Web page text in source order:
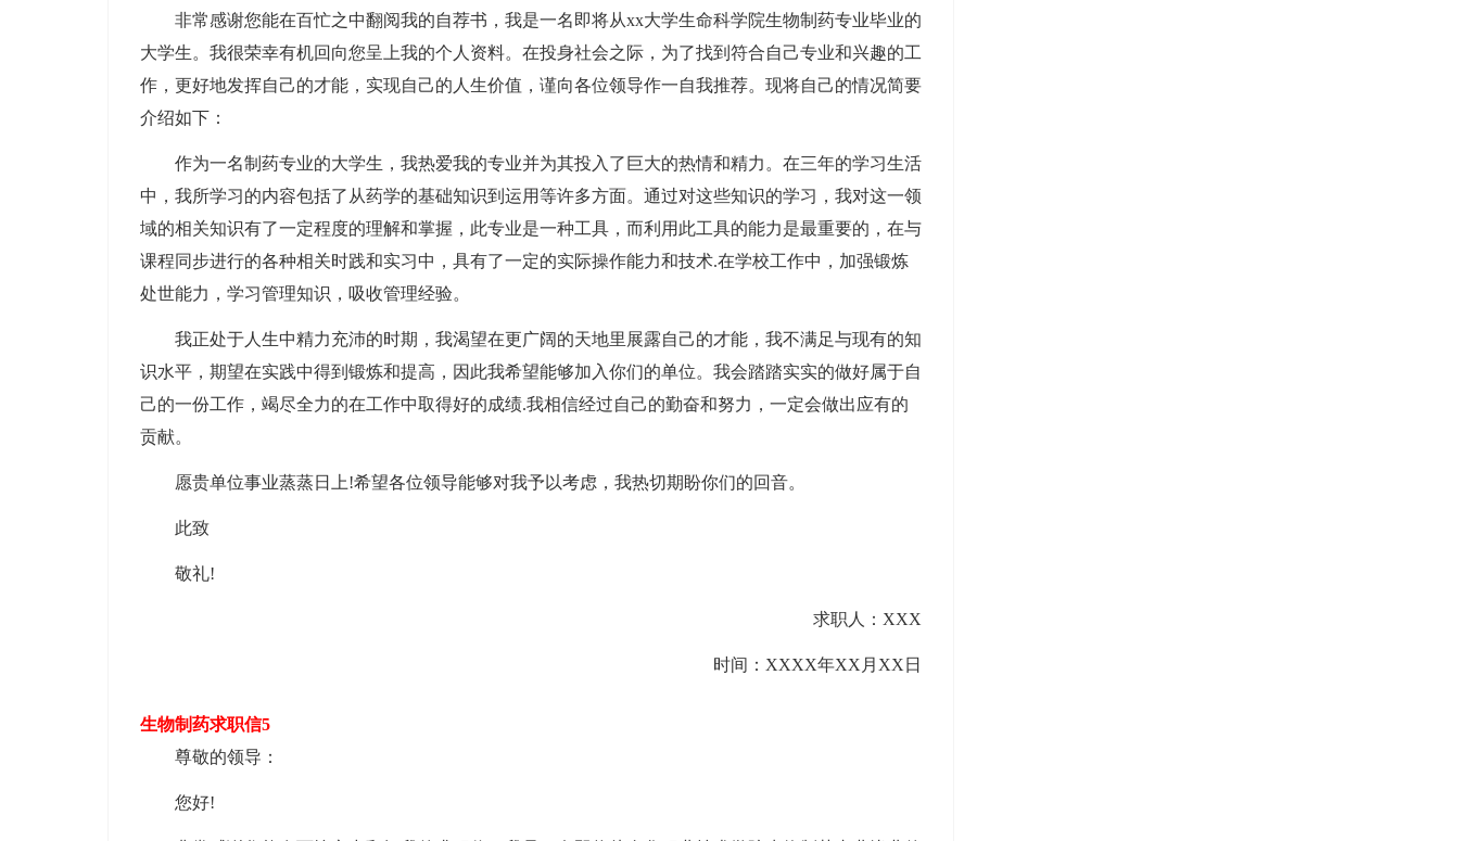
非常感谢您能在百忙之中翻阅我的自荐书，我是一名即将从xx大学生命科学院生物制药专业毕业的
大学生。我很荣幸有机回向您呈上我的个人资料。在投身社会之际，为了找到符合自己专业和兴趣的工
作，更好地发挥自己的才能，实现自己的人生价值，谨向各位领导作一自我推荐。现将自己的情况简要
介绍如下：
作为一名制药专业的大学生，我热爱我的专业并为其投入了巨大的热情和精力。在三年的学习生活
中，我所学习的内容包括了从药学的基础知识到运用等许多方面。通过对这些知识的学习，我对这一领
域的相关知识有了一定程度的理解和掌握，此专业是一种工具，而利用此工具的能力是最重要的，在与
课程同步进行的各种相关时践和实习中，具有了一定的实际操作能力和技术.在学校工作中，加强锻炼
处世能力，学习管理知识，吸收管理经验。
我正处于人生中精力充沛的时期，我渴望在更广阔的天地里展露自己的才能，我不满足与现有的知
识水平，期望在实践中得到锻炼和提高，因此我希望能够加入你们的单位。我会踏踏实实的做好属于自
己的一份工作，竭尽全力的在工作中取得好的成绩.我相信经过自己的勤奋和努力，一定会做出应有的
贡献。
愿贵单位事业蒸蒸日上!希望各位领导能够对我予以考虑，我热切期盼你们的回音。
此致
敬礼!
求职人：XXX
时间：XXXX年XX月XX日
生物制药求职信5
尊敬的领导：
您好!